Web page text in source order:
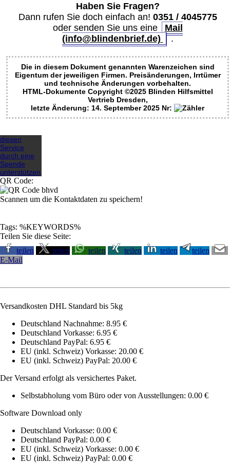
Haben Sie Fragen?
Dann rufen Sie doch einfach an! 0351 / 4045775
oder senden Sie uns eine
Mail
(info@blindenbrief.de)
.
Die in diesem Dokument genannten Warenzeichen sind
Eigentum der jeweiligen Firmen. Preisänderungen, Irrtümer
und technische Änderungen vorbehalten.
HTML-Dokumente Copyright ©2025 Blinden Hilfsmittel
Vertrieb Dresden,
letzte Änderung: 14. September 2025 Nr:
diesen
Service
durch eine
Spende
unterstützen
QR Code:
Scannen um die Kontaktdaten zu speichern!
Tags: %KEYWORDS%
Teilen Sie diese Seite:
teilen
teilen teilen teilen teilen
teilen
E-Mail
Versandkosten DHL Standard bis 5kg
Deutschland Nachnahme: 8.95 €
Deutschland Vorkasse: 6.95 €
Deutschland PayPal: 6.95 €
EU (inkl. Schweiz) Vorkasse: 20.00 €
EU (inkl. Schweiz) PayPal: 20.00 €
Der Versand erfolgt als versichertes Paket.
Selbstabholung vom Büro oder von Ausstellungen: 0.00 €
Software Download only
Deutschland Vorkasse: 0.00 €
Deutschland PayPal: 0.00 €
EU (inkl. Schweiz) Vorkasse: 0.00 €
EU (inkl. Schweiz) PayPal: 0.00 €